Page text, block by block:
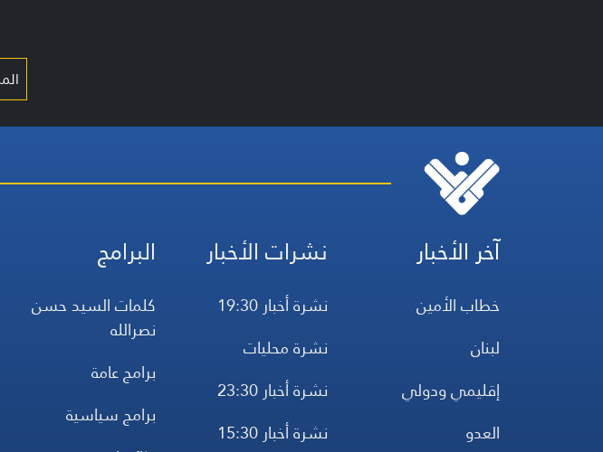
آخر الأخبار
خطاب الأمين
لبنان
إقليمي ودولي
العدو
نشرات الأخبار
نشرة أخبار 19:30
نشرة محليات
نشرة أخبار 23:30
نشرة أخبار 15:30
البرامج
كلمات السيد حسن
نصرالله
برامج عامة
برامج سياسية